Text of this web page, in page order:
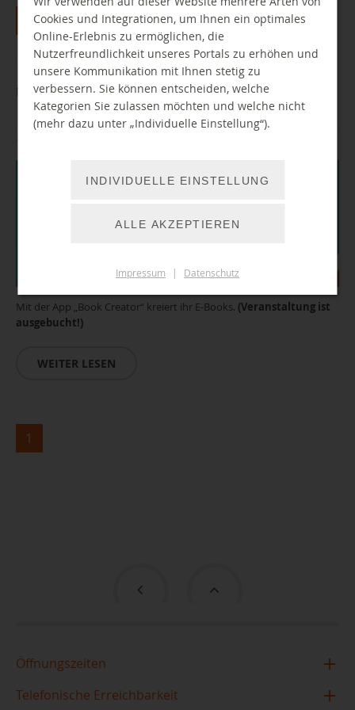
Alle Jan Feb Mar Apr Mai Jun
Aug
Sep Okt Nov Dez
Ferienangebot: Gestalte dein digitales Buch! (ausgebucht)
Mit der App „Book Creator“ kreiert ihr E-Books. (Veranstaltung ist
ausgebucht!)
WEITER LESEN
1
Öffnungszeiten
Zentralbibliothek im TIETZ
Telefonische Erreichbarkeit
Cookies und Integrationen, um Ihnen ein optimales
Online-Erlebnis zu ermöglichen, die
Nutzerfreundlichkeit unseres Portals zu erhöhen und
unsere Kommunikation mit Ihnen stetig zu
verbessern. Sie können entscheiden, welche
Kategorien Sie zulassen möchten und welche nicht
(mehr dazu unter „Individuelle Einstellung“).
INDIVIDUELLE EINSTELLUNG
ALLE AKZEPTIEREN
Impressum | Datenschutz